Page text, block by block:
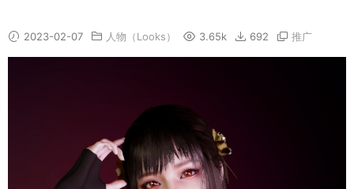
2023-02-07 人物（Looks） 3.65k 692 推广